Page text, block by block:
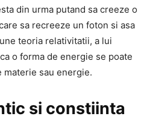
din urma putand sa creeze o
sa recreeze un foton si asa
teoria relativitatii, a lui
o forma de energie se poate
sau energie.
si constiinta